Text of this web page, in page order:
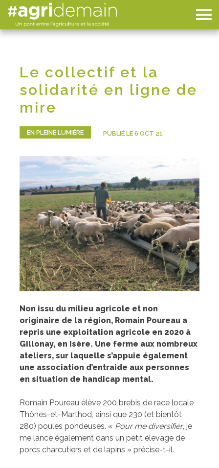
Le collectif et la
solidarité en ligne de
mire
EN PLEINE LUMIÈRE PUBLIÉ LE 6 OCT 21
Non issu du milieu agricole et non
originaire de la région, Romain Poureau a
repris une exploitation agricole en 2020 à
Gillonay, en Isère. Une ferme aux nombreux
ateliers, sur laquelle s’appuie également
une association d’entraide aux personnes
en situation de handicap mental.
Romain Poureau élève 200 brebis de race locale
Thônes-et-Marthod, ainsi que 230 (et bientôt
280) poules pondeuses. « Pour me diversifier, je
me lance également dans un petit élevage de
porcs charcutiers et de lapins » précise-t-il.